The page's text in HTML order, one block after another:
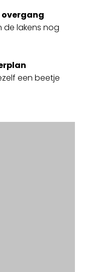
overgang
de lakens nog
een beetje